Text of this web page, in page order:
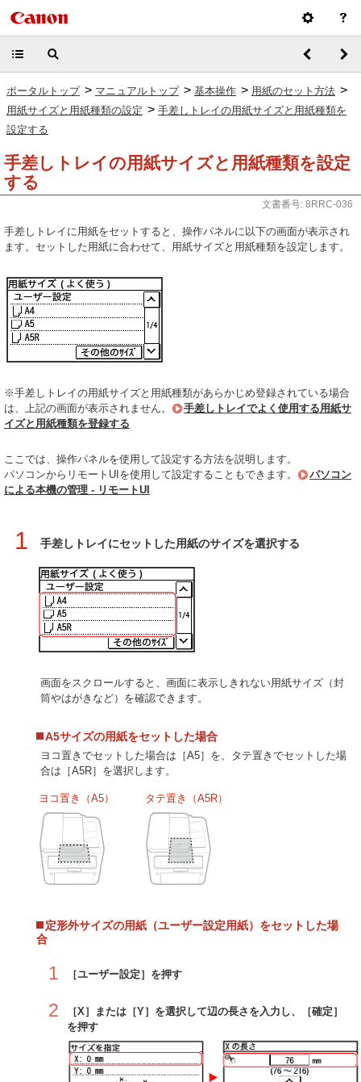
ポータルトップ > マニュアルトップ > 基本操作 > 用紙のセット方法 >
用紙サイズと用紙種類の設定 > 手差しトレイの用紙サイズと用紙種類を
設定する
手差しトレイの用紙サイズと用紙種類を設定
する
文書番号: 8RRC-036
手差しトレイに用紙をセットすると、操作パネルに以下の画面が表示され
ます。セットした用紙に合わせて、用紙サイズと用紙種類を設定します。
※手差しトレイの用紙サイズと用紙種類があらかじめ登録されている場合
は、上記の画面が表示されません。
手差しトレイでよく使用する用紙サ
イズと用紙種類を登録する
ここでは、操作パネルを使用して設定する方法を説明します。
パソコンからリモートUIを使用して設定することもできます。
パソコン
による本機の管理 - リモートUI
1 手差しトレイにセットした用紙のサイズを選択する
画面をスクロールすると、画面に表示しきれない用紙サイズ（封
筒やはがきなど）を確認できます。
A5サイズの用紙をセットした場合
ヨコ置きでセットした場合は［A5］を、タテ置きでセットした場
合は［A5R］を選択します。
ヨコ置き（A5） タテ置き（A5R）
定形外サイズの用紙（ユーザー設定用紙）をセットした場
合
1 ［ユーザー設定］を押す
2
［X］または［Y］を選択して辺の長さを入力し、［確定］
を押す